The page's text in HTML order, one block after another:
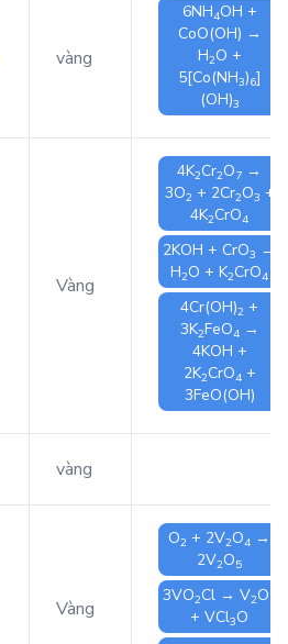
vàng
6NH4OH +
CoO(OH) →
H2O +
5[Co(NH3)6]
(OH)3
Vàng
4K2Cr2O7 →
3O2 + 2Cr2O3 +
4K2CrO4
2KOH + CrO3 →
H2O + K2CrO4
4Cr(OH)2 +
3K2FeO4 →
4KOH +
2K2CrO4 +
3FeO(OH)
vàng
Vàng
O2 + 2V2O4 →
2V2O5
3VO2Cl → V2O
+ VCl3O